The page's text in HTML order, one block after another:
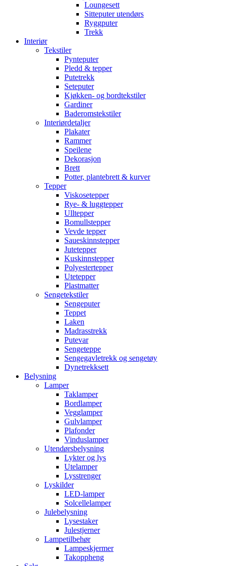
Loungesett
Sitteputer utendørs
Ryggputer
Trekk
Interiør
Tekstiler
Pynteputer
Pledd & tepper
Putetrekk
Seteputer
Kjøkken- og bordtekstiler
Gardiner
Baderomstekstiler
Interiørdetaljer
Plakater
Rammer
Speilene
Dekorasjon
Brett
Potter, plantebrett & kurver
Tepper
Viskosetepper
Rye- & luggtepper
Ulltepper
Bomullstepper
Vevde tepper
Saueskinnstepper
Jutetepper
Kuskinnstepper
Polyestertepper
Utetepper
Plastmatter
Sengetekstiler
Sengeputer
Teppet
Laken
Madrasstrekk
Putevar
Sengeteppe
Sengegavletrekk og sengetøy
Dynetrekksett
Belysning
Lamper
Taklamper
Bordlamper
Vegglamper
Gulvlamper
Plafonder
Vinduslamper
Utendørsbelysning
Lykter og lys
Utelamper
Lysstrenger
Lyskilder
LED-lamper
Solcellelamper
Julebelysning
Lysestaker
Julestjerner
Lampetilbehør
Lampeskjermer
Takoppheng